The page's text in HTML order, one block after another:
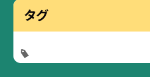
タグ